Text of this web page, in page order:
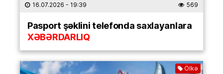
16.07.2026 - 19:39 569
Pasport şəklini telefonda saxlayanlara
XƏBƏRDARLIQ
Ölkə